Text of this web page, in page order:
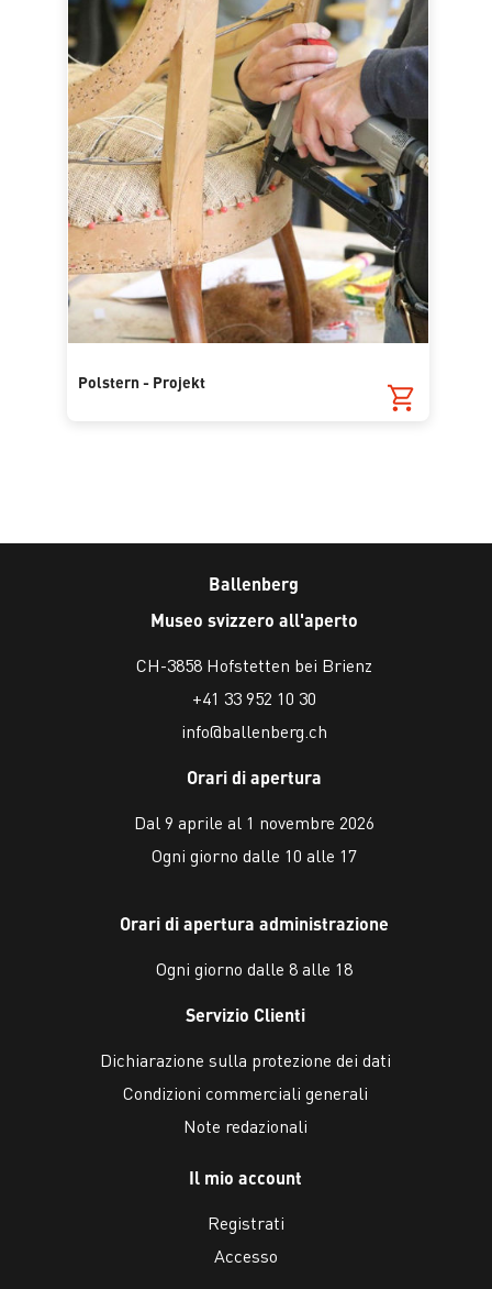
Polstern - Projekt
Ballenberg
Museo svizzero all'aperto
CH-3858 Hofstetten bei Brienz
+41 33 952 10 30
info@ballenberg.ch
Orari di apertura
Dal 9 aprile al 1 novembre 2026
Ogni giorno dalle 10 alle 17
Orari di apertura administrazione
Ogni giorno dalle 8 alle 18
Servizio Clienti
Dichiarazione sulla protezione dei dati
Condizioni commerciali generali
Note redazionali
Il mio account
Registrati
Accesso